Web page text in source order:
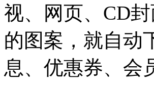
视、网页、CD
的图案，就自动
息、优惠券、会